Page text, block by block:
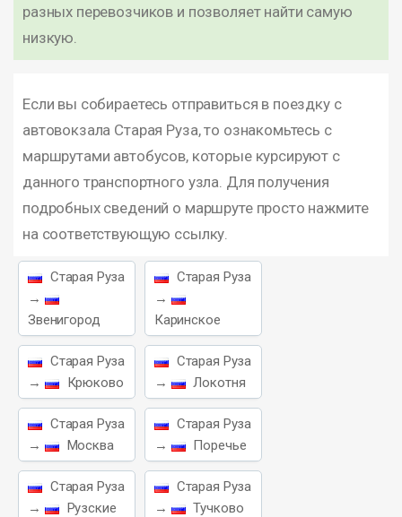
разных перевозчиков и позволяет найти самую
низкую.
Если вы собираетесь отправиться в поездку с
автовокзала Старая Руза, то ознакомьтесь с
маршрутами автобусов, которые курсируют с
данного транспортного узла. Для получения
подробных сведений о маршруте просто нажмите
на соответствующую ссылку.
Старая Руза
→
Звенигород
Старая Руза
→
Каринское
Старая Руза
→
Крюково
Старая Руза
→
Локотня
Старая Руза
→
Москва
Старая Руза
→
Поречье
Старая Руза
→
Рузские
Старая Руза
→
Тучково